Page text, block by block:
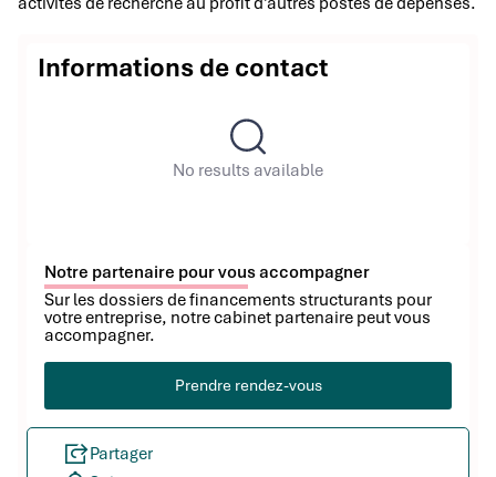
Informations de contact
No results available
Notre partenaire pour vous accompagner
Sur les dossiers de financements structurants pour
votre entreprise, notre cabinet partenaire peut vous
accompagner.
Prendre rendez-vous
Partager